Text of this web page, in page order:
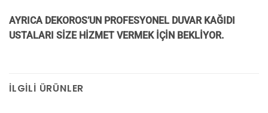
AYRICA DEKOROS’UN PROFESYONEL DUVAR KAĞIDI
USTALARI SİZE HİZMET VERMEK İÇİN BEKLİYOR.
İLGILI ÜRÜNLER